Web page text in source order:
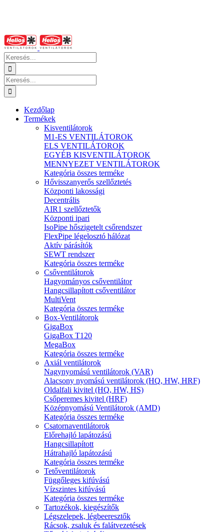
Keresés...
Keresés...
Kezdőlap
Termékek
Kisventilátorok
M1-ES VENTILÁTOROK
ELS VENTILÁTOROK
EGYÉB KISVENTILÁTOROK
MENNYEZET VENTILÁTOROK
Kategória összes terméke
Hővisszanyerős szellőztetés
Központi lakossági
Decentrális
AIR1 szellőztetők
Központi ipari
IsoPipe hőszigetelt csőrendszer
FlexPipe légelosztó hálózat
Aktív párásítók
SEWT rendszer
Kategória összes terméke
Csőventilátorok
Hagyományos csőventilátor
Hangcsillapított csőventilátor
MultiVent
Kategória összes terméke
Box-Ventilátorok
GigaBox
GigaBox T120
MegaBox
Kategória összes terméke
Axiál ventilátorok
Nagynyomású ventilátorok (VAR)
Alacsony nyomású ventilátorok (HQ, HW, HRF)
Oldalfali kivitel (HQ, HW, HS)
Csőperemes kivitel (HRF)
Középnyomású Ventilátorok (AMD)
Kategória összes terméke
Csatornaventilátorok
Előrehajló lapátozású
Hangcsillapított
Hátrahajló lapátozású
Kategória összes terméke
Tetőventilátorok
Függőleges kifúvású
Vízszintes kifúvású
Kategória összes terméke
Tartozékok, kiegészítők
Légszelepek, légbeeresztők
Rácsok, zsaluk és falátvezetések